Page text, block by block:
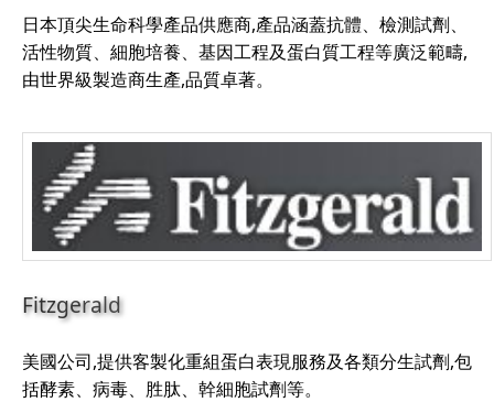
日本頂尖生命科學產品供應商,產品涵蓋抗體、檢測試劑、
活性物質、細胞培養、基因工程及蛋白質工程等廣泛範疇,
由世界級製造商生產,品質卓著。
Fitzgerald
美國公司,提供客製化重組蛋白表現服務及各類分生試劑,包
括酵素、病毒、胜肽、幹細胞試劑等。